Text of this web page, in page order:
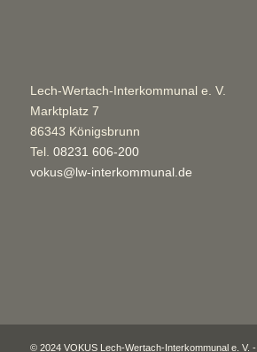
Lech-Wertach-Interkommunal e. V.
Marktplatz 7
86343 Königsbrunn
Tel. 08231 606-200
vokus@lw-interkommunal.de
© 2024 VOKUS Lech-Wertach-Interkommunal e. V. -